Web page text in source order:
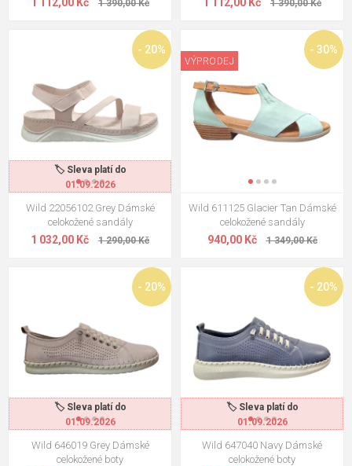
1 390,00 Kč 1 390,00 Kč
🏷️ Sleva platí do
01.09.2026
- 20%
Wild 22056102 Grey Dámské
celokožené sandály
1 032,00 Kč 1 290,00 Kč
- 30%
VÝPRODEJ
Wild 611125 Glacier Tan Dámské
celokožené sandály
940,00 Kč 1 349,00 Kč
🏷️ Sleva platí do
01.09.2026
- 20%
Wild 646019 Grey Dámské
celokožené boty
🏷️ Sleva platí do
01.09.2026
- 20%
Wild 647040 Navy Dámské
celokožené boty